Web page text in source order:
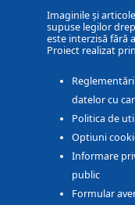
Imaginile și
supuse legilor
este interzisă fără
Proiect realizat
datelor cu
Politica de
Optiuni
Informare
public
Formular